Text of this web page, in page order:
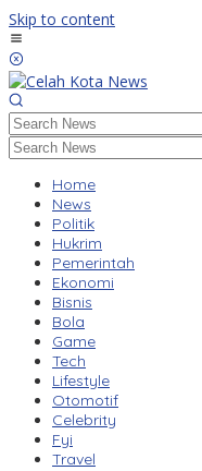
Skip to content
Home
News
Politik
Hukrim
Pemerintah
Ekonomi
Bisnis
Bola
Game
Tech
Lifestyle
Otomotif
Celebrity
Fyi
Travel